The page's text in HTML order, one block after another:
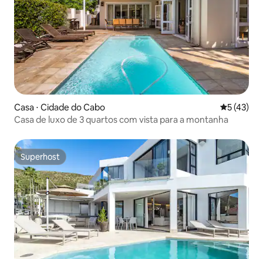
Casa ⋅ Cidade do Cabo 5 de uma
5 (43)
Casa de luxo de 3 quartos com vista para a montanha
Superhost
Superhost